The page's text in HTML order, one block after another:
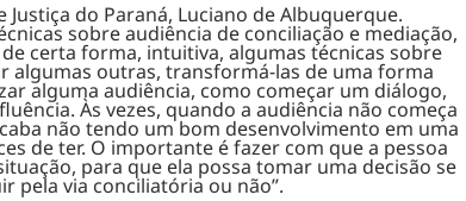
Justiça do Paraná, Luciano de Albuquerque.
sobre audiência de conciliação e mediação,
certa forma, intuitiva, algumas técnicas sobre
algumas outras, transformá-las de uma forma
alguma audiência, como começar um diálogo,
Às vezes, quando a audiência não começa
não tendo um bom desenvolvimento em uma
de ter. O importante é fazer com que a pessoa
para que ela possa tomar uma decisão se
pela via conciliatória ou não”.